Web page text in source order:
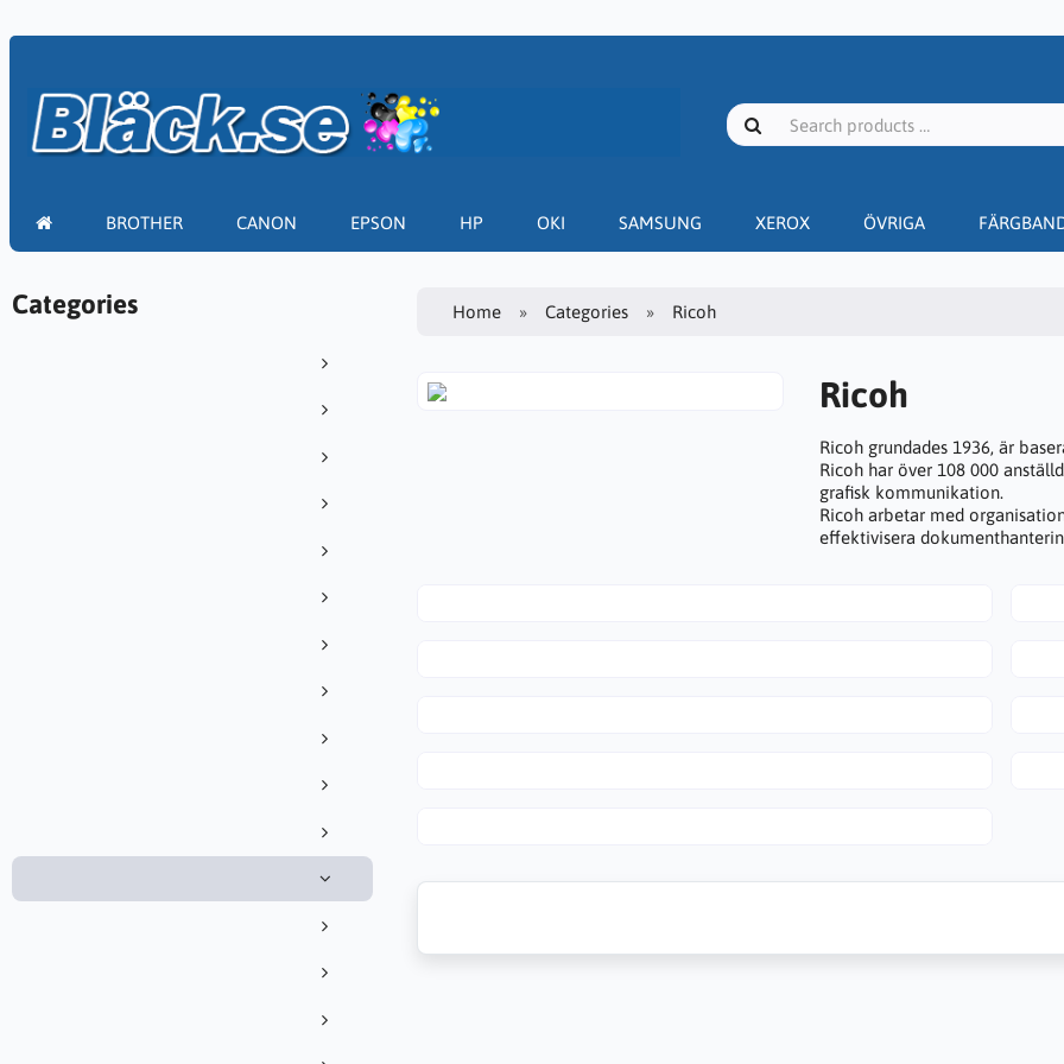
BROTHER CANON EPSON HP OKI SAMSUNG XEROX ÖVRIGA
Categories Home Categories Ricoh
Ricoh
Ricoh grundades 1936, är
Ricoh har över 108 000
grafisk kommunikation.
Ricoh arbetar med
effektivisera